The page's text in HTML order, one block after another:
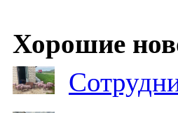
Хорошие